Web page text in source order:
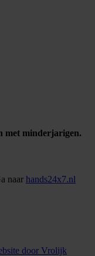
met minderjarigen.
naar hands24x7.nl
door Vrolijk